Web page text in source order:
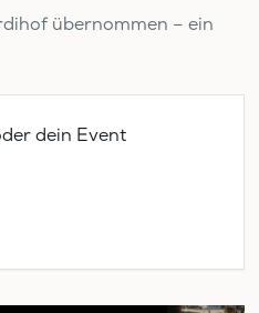
übernommen – ein
dein Event